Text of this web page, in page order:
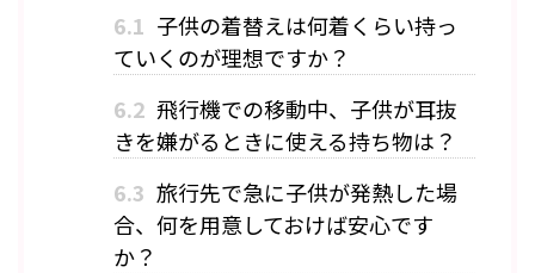
6.1 子供の着替えは何着くらい持っ
ていくのが理想ですか？
6.2 飛行機での移動中、子供が耳抜
きを嫌がるときに使える持ち物は？
6.3 旅行先で急に子供が発熱した場
合、何を用意しておけば安心です
か？